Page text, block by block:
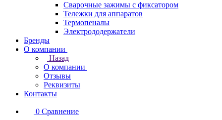
Сварочные зажимы с фиксатором
Тележки для аппаратов
Термопеналы
Электрододержатели
Бренды
О компании
Назад
О компании
Отзывы
Реквизиты
Контакты
0 Сравнение